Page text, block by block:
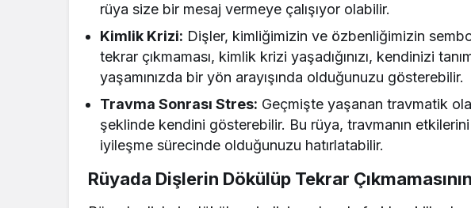
rüya size bir mesaj vermeye çalışıyor olabilir.
Kimlik Krizi: Dişler, kimliğimizin ve özbenliğimizin
tekrar çıkmaması, kimlik krizi yaşadığınızı, kendinizi
yaşamınızda bir yön arayışında olduğunuzu gösterebilir.
Travma Sonrası Stres: Geçmişte yaşanan travmatik
şeklinde kendini gösterebilir. Bu rüya, travmanın etkilerini
iyileşme sürecinde olduğunuzu hatırlatabilir.
Rüyada Dişlerin Dökülüp Tekrar